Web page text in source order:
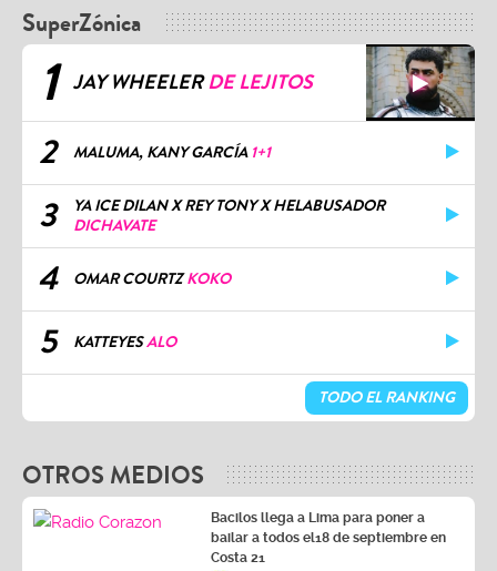
SuperZónica
1 JAY WHEELERDE LEJITOS
2 MALUMA, KANY GARCÍA 1+1
3
YA ICE DILAN X REY TONY X HELABUSADOR
DICHAVATE
4 OMAR COURTZKOKO
5 KATTEYESALO
TODO EL RANKING
OTROS MEDIOS
Bacilos llega a Lima para poner a
bailar a todos el18 de septiembre en
Costa 21